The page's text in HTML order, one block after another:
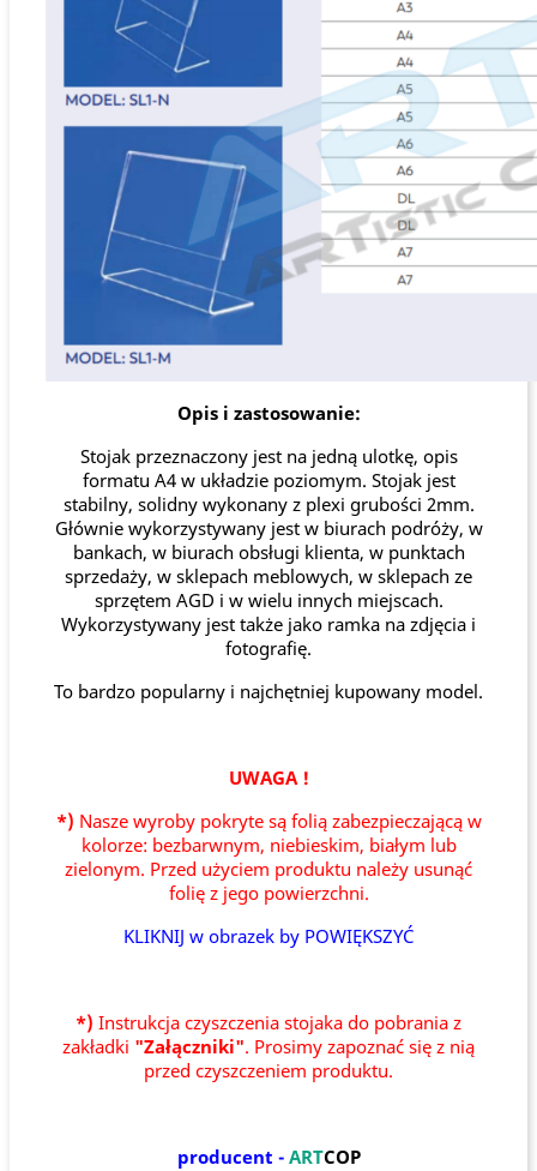
Opis i zastosowanie:
Stojak przeznaczony jest na jedną ulotkę, opis
formatu A4 w układzie poziomym. Stojak jest
stabilny, solidny wykonany z plexi grubości 2mm.
Głównie wykorzystywany jest w biurach podróży, w
bankach, w biurach obsługi klienta, w punktach
sprzedaży, w sklepach meblowych, w sklepach ze
sprzętem AGD i w wielu innych miejscach.
Wykorzystywany jest także jako ramka na zdjęcia i
fotografię.
To bardzo popularny i najchętniej kupowany model.
UWAGA !
*) Nasze wyroby pokryte są folią zabezpieczającą w
kolorze: bezbarwnym, niebieskim, białym lub
zielonym. Przed użyciem produktu należy usunąć
folię z jego powierzchni.
KLIKNIJ w obrazek by POWIĘKSZYĆ
*) Instrukcja czyszczenia stojaka do pobrania z
zakładki "Załączniki". Prosimy zapoznać się z nią
przed czyszczeniem produktu.
producent - ARTCOP